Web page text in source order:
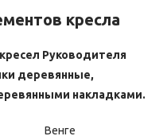
кресла
Руководителя
деревянные,
накладками.
Венге